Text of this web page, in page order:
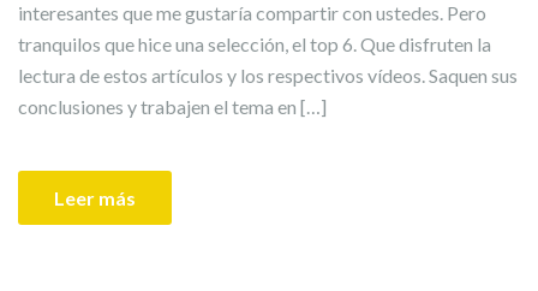
interesantes que me gustaría compartir con ustedes. Pero
tranquilos que hice una selección, el top 6. Que disfruten la
lectura de estos artículos y los respectivos vídeos. Saquen sus
conclusiones y trabajen el tema en […]
Leer más